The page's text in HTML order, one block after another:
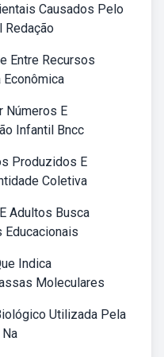
Causados Pelo
Redação
Entre Recursos
Econômica
Números E
Infantil Bncc
Produzidos E
Coletiva
Adultos Busca
Educacionais
Indica
Moleculares
Utilizada Pela